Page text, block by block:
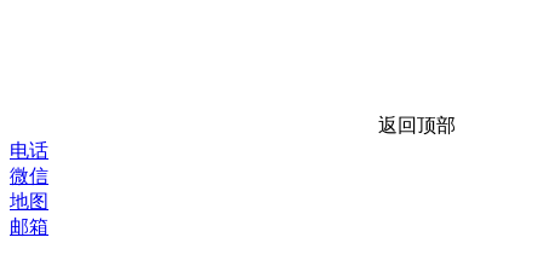
返回顶部
电话
微信
地图
邮箱